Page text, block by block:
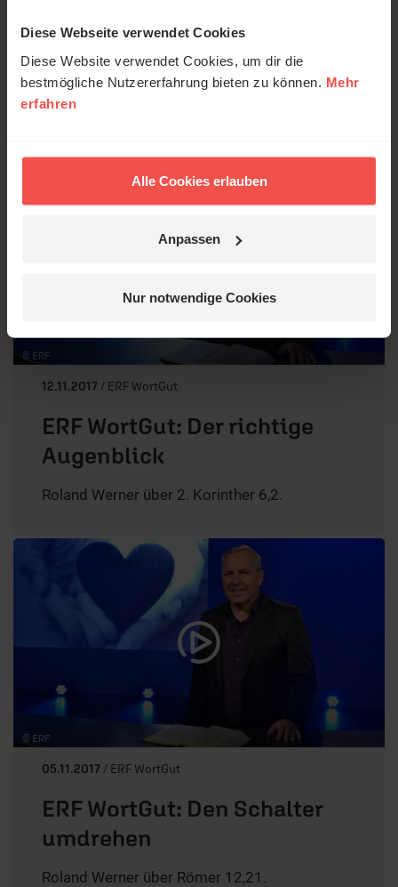
Diese Webseite verwendet Cookies
Diese Website verwendet Cookies, um dir die
bestmögliche Nutzererfahrung bieten zu können. Mehr
erfahren
Alle Cookies erlauben
Anpassen
Nur notwendige Cookies
ERF WortGut: Die Stunde der
Wahrheit
Roland Werner über 2. Korinther 5,10.
© ERF
12.11.2017 / ERF WortGut
ERF WortGut: Der richtige
Augenblick
Roland Werner über 2. Korinther 6,2.
© ERF
05.11.2017 / ERF WortGut
ERF WortGut: Den Schalter
umdrehen
Roland Werner über Römer 12,21.